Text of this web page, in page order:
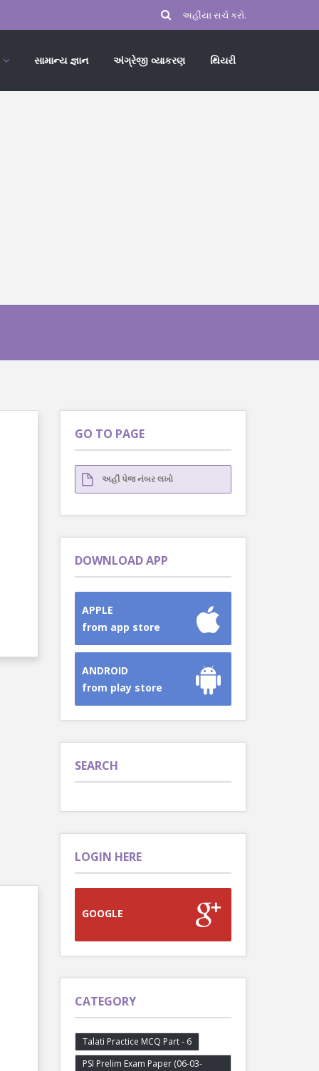
સામાન્ય જ્ઞાન અંગ્રેજી વ્યાકરણ થિયરી
GO TO PAGE
DOWNLOAD APP
APPLE
from app store
ANDROID
from play store
SEARCH
LOGIN HERE
GOOGLE
CATEGORY
Talati Practice MCQ Part - 6
PSI Prelim Exam Paper (06-03-